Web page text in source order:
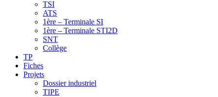
TSI
ATS
1ère – Terminale SI
1ère – Terminale STI2D
SNT
Collège
TP
Fiches
Projets
Dossier industriel
TIPE